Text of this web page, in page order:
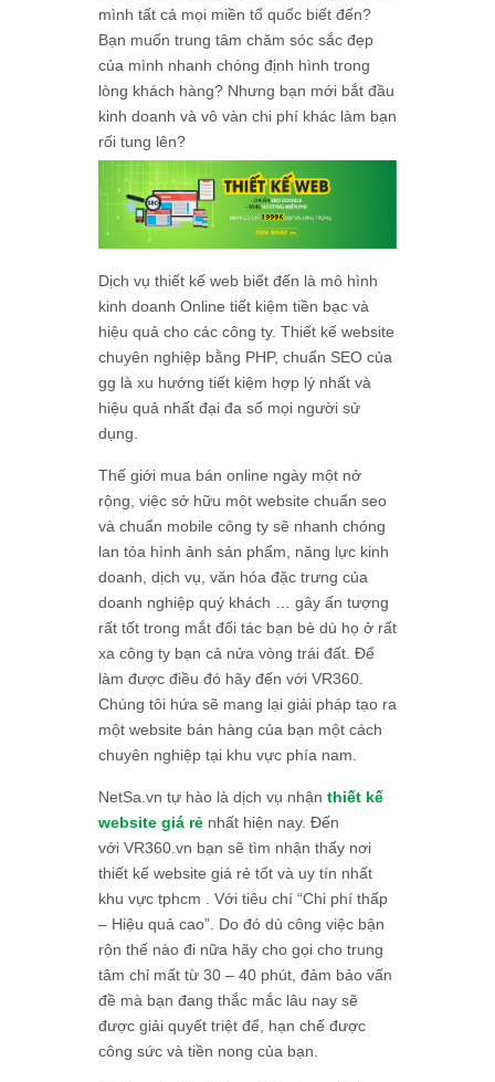
mình tất cả mọi miền tổ quốc biết đến?
Bạn muốn trung tâm chăm sóc sắc đẹp
của mình nhanh chóng định hình trong
lòng khách hàng? Nhưng bạn mới bắt đầu
kinh doanh và vô vàn chi phí khác làm bạn
rối tung lên?
Dịch vụ thiết kế web biết đến là mô hình
kinh doanh Online tiết kiệm tiền bạc và
hiệu quả cho các công ty. Thiết kế website
chuyên nghiệp bằng PHP, chuẩn SEO của
gg là xu hướng tiết kiệm hợp lý nhất và
hiệu quả nhất đại đa số mọi người sử
dụng.
Thế giới mua bán online ngày một nở
rộng, việc sở hữu một website chuẩn seo
và chuẩn mobile công ty sẽ nhanh chóng
lan tỏa hình ảnh sản phẩm, năng lực kinh
doanh, dịch vụ, văn hóa đặc trưng của
doanh nghiệp quý khách … gây ấn tượng
rất tốt trong mắt đối tác bạn bè dù họ ở rất
xa công ty bạn cả nửa vòng trái đất. Để
làm được điều đó hãy đến với VR360.
Chúng tôi hứa sẽ mang lại giải pháp tạo ra
một website bán hàng của bạn một cách
chuyên nghiệp tại khu vực phía nam.
NetSa.vn tự hào là dịch vụ nhận thiết kế
website giá rẻ nhất hiện nay. Đến
với VR360.vn bạn sẽ tìm nhận thấy nơi
thiết kế website giá rẻ tốt và uy tín nhất
khu vực tphcm . Với tiêu chí “Chi phí thấp
– Hiệu quả cao”. Do đó dù công việc bận
rộn thế nào đi nữa hãy cho gọi cho trung
tâm chỉ mất từ 30 – 40 phút, đảm bảo vấn
đề mà bạn đang thắc mắc lâu nay sẽ
được giải quyết triệt để, hạn chế được
công sức và tiền nong của bạn.